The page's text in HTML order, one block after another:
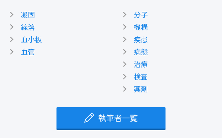
凝固
線溶
血小板
血管
分子
機構
疾患
病態
治療
検査
薬剤
執筆者一覧